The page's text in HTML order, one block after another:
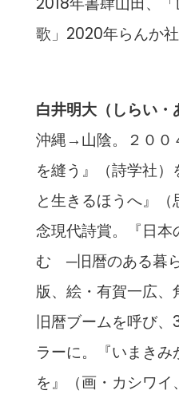
歌」2020年らんか社
白井明大（しらい・
沖縄→山陰。２００
を縫う』（詩学社）
と生きるほうへ』
念現代詩賞。『日本
む ─旧暦のある暮
版、絵・有賀一広
旧暦ブームを呼び
ラーに。『いまきみ
を』（画・カシワイ